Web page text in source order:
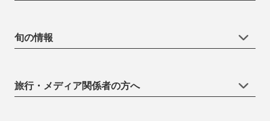
旬の情報
旅行・メディア関係者の方へ